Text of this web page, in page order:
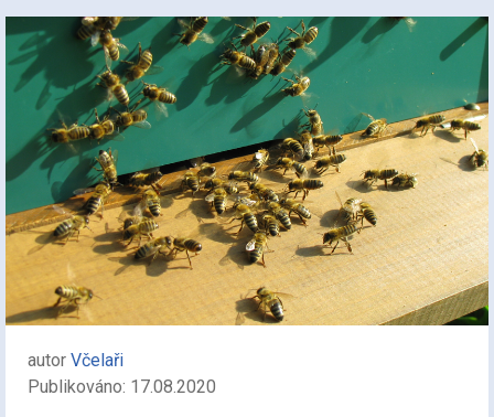
autor Včelaři
Publikováno: 17.08.2020